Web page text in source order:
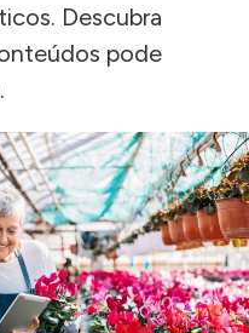
Descubra
pode